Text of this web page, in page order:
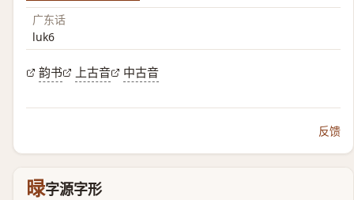
广东话
luk6
韵书 上古音 中古音
反馈
㫽字源字形